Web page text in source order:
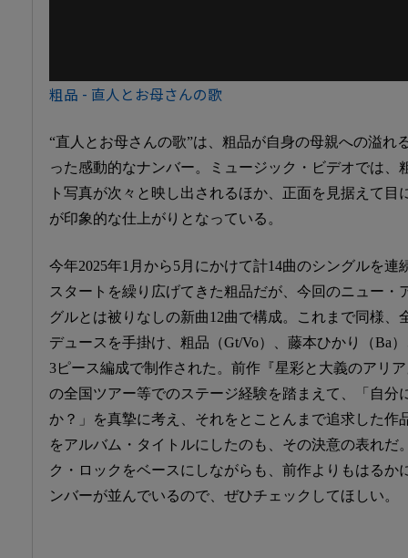
粗品 - 直人とお母さんの歌
“直人とお母さんの歌”は、粗品が自身の母親への溢れ
った感動的なナンバー。ミュージック・ビデオでは、
ト写真が次々と映し出されるほか、正面を見据えて目
が印象的な仕上がりとなっている。
今年2025年1月から5月にかけて計14曲のシングルを
スタートを繰り広げてきた粗品だが、今回のニュー・
グルとは被りなしの新曲12曲で構成。これまで同様、
デュースを手掛け、粗品（Gt/Vo）、藤本ひかり（Ba
3ピース編成で制作された。前作『星彩と大義のアリ
の全国ツアー等でのステージ経験を踏まえて、「自分
か？」を真摯に考え、それをとことんまで追求した作
をアルバム・タイトルにしたのも、その決意の表れだ
ク・ロックをベースにしながらも、前作よりもはるか
ンバーが並んでいるので、ぜひチェックしてほしい。